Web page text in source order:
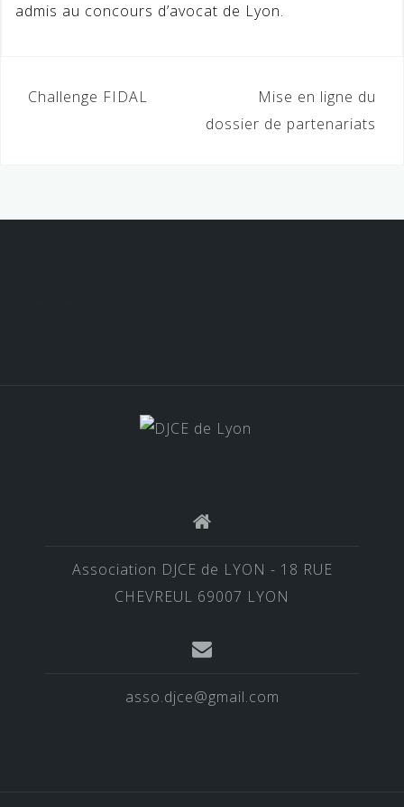
admis au concours d’avocat de Lyon.
Navigation
Challenge FIDAL
Mise en ligne du
dossier de partenariats
Association DJCE de LYON - 18 RUE
CHEVREUL 69007 LYON
asso.djce@gmail.com